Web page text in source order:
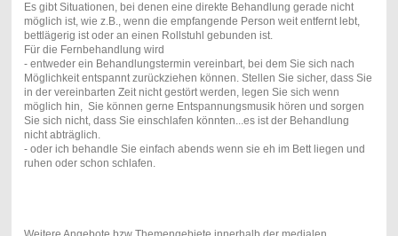
Es gibt Situationen, bei denen eine direkte Behandlung gerade nicht
möglich ist, wie z.B., wenn die empfangende Person weit entfernt lebt,
bettlägerig ist oder an einen Rollstuhl gebunden ist.
Für die Fernbehandlung wird
- entweder ein Behandlungstermin vereinbart, bei dem Sie sich nach
Möglichkeit entspannt zurückziehen können. Stellen Sie sicher, dass Sie
in der vereinbarten Zeit nicht gestört werden, legen Sie sich wenn
möglich hin, Sie können gerne Entspannungsmusik hören und sorgen
Sie sich nicht, dass Sie einschlafen könnten...es ist der Behandlung
nicht abträglich.
- oder ich behandle Sie einfach abends wenn sie eh im Bett liegen und
ruhen oder schon schlafen.